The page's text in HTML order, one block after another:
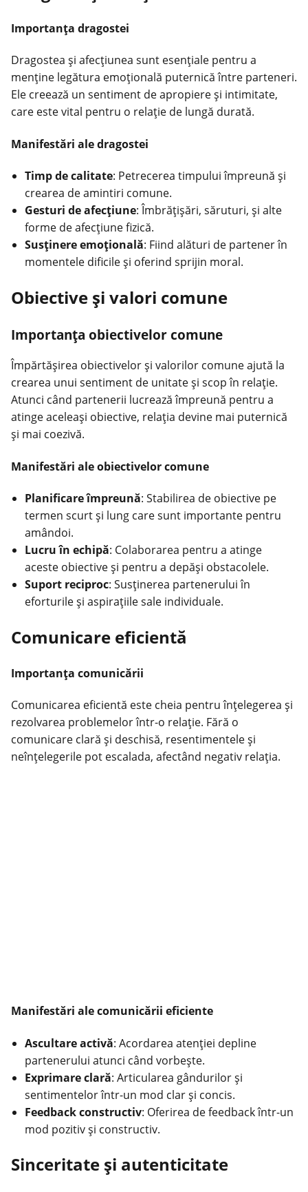
Importanța dragostei
Dragostea și afecțiunea sunt esențiale pentru a
menține legătura emoțională puternică între parteneri.
Ele creează un sentiment de apropiere și intimitate,
care este vital pentru o relație de lungă durată.
Manifestări ale dragostei
Timp de calitate: Petrecerea timpului împreună și
crearea de amintiri comune.
Gesturi de afecțiune: Îmbrățișări, săruturi, și alte
forme de afecțiune fizică.
Susținere emoțională: Fiind alături de partener în
momentele dificile și oferind sprijin moral.
Obiective și valori comune
Importanța obiectivelor comune
Împărtășirea obiectivelor și valorilor comune ajută la
crearea unui sentiment de unitate și scop în relație.
Atunci când partenerii lucrează împreună pentru a
atinge aceleași obiective, relația devine mai puternică
și mai coezivă.
Manifestări ale obiectivelor comune
Planificare împreună: Stabilirea de obiective pe
termen scurt și lung care sunt importante pentru
amândoi.
Lucru în echipă: Colaborarea pentru a atinge
aceste obiective și pentru a depăși obstacolele.
Suport reciproc: Susținerea partenerului în
eforturile și aspirațiile sale individuale.
Comunicare eficientă
Importanța comunicării
Comunicarea eficientă este cheia pentru înțelegerea și
rezolvarea problemelor într-o relație. Fără o
comunicare clară și deschisă, resentimentele și
neînțelegerile pot escalada, afectând negativ relația.
Manifestări ale comunicării eficiente
Ascultare activă: Acordarea atenției depline
partenerului atunci când vorbește.
Exprimare clară: Articularea gândurilor și
sentimentelor într-un mod clar și concis.
Feedback constructiv: Oferirea de feedback într-un
mod pozitiv și constructiv.
Sinceritate și autenticitate